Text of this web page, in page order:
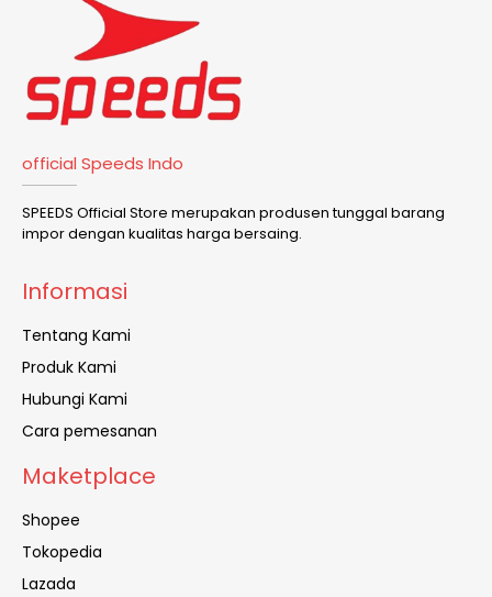
official Speeds Indo
SPEEDS Official Store merupakan produsen tunggal barang
impor dengan kualitas harga bersaing.
Informasi
Tentang Kami
Produk Kami
Hubungi Kami
Cara pemesanan
Maketplace
Shopee
Tokopedia
Lazada